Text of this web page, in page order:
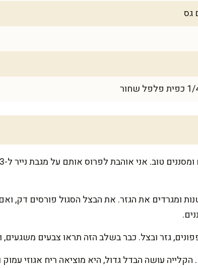
ומגרדים את הגזר. את הבצל הסגול פורסים דק,
גזר ובצל. כבר בשלב הזה תראו צבעים משגעים,
הקלייה עושה הבדל גדול, היא מוציאה ריח אגוזי